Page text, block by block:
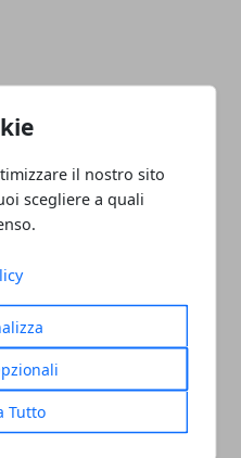
il nostro sito
scegliere a quali
Tutto
per Whatsapp